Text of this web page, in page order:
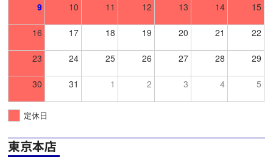
9 10 11 12 13 14 15
16 17 18 19 20 21 22
23 24 25 26 27 28 29
30 31 1 2 3 4 5
定休日
東京本店